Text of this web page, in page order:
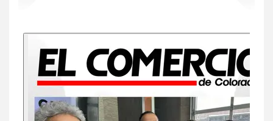
EEUU este año que en 2025
• ESTADOS UNIDOS
HOGAR Y SALUD
NOTICIAS
Van 4,100 casos confirmados
por parásito que causa